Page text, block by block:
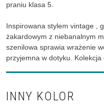
praniu klasa 5.
Inspirowana stylem vintage ,
żakardowym z niebanalnym
szenilowa sprawia wrażenie
przyjemna w dotyku. Kolekcja
INNY KOLOR